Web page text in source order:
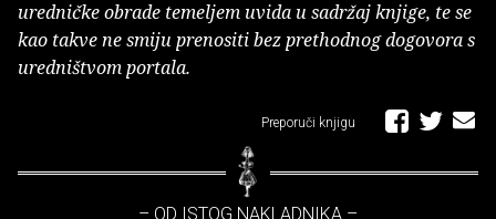
uredničke obrade temeljem uvida u sadržaj knjige, te se
kao takve ne smiju prenositi bez prethodnog dogovora s
uredništvom portala.
Preporuči knjigu
– OD ISTOG NAKLADNIKA –